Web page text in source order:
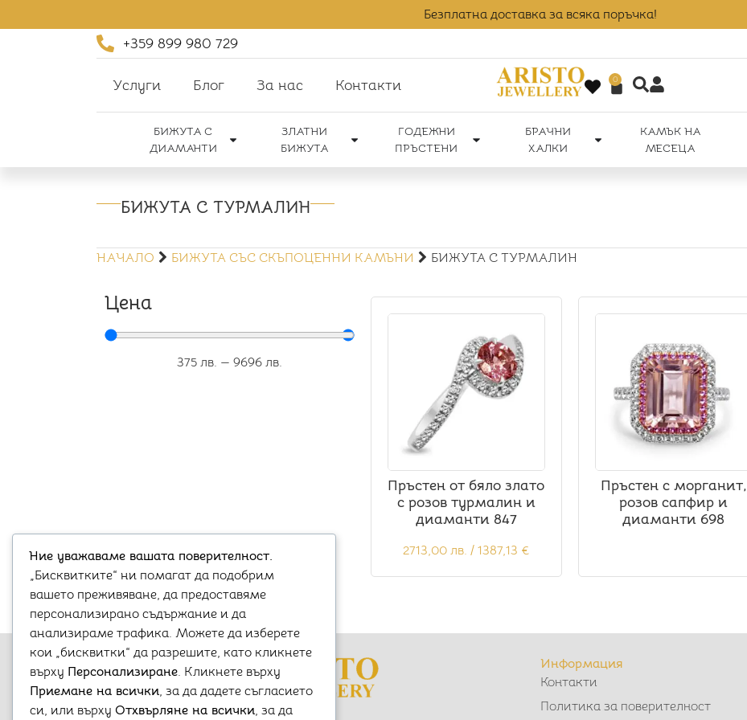
Безплатна доставка за всяка поръчка!
+359 899 980 729
Услуги Блог За нас Контакти 0
БИЖУТА С
ДИАМАНТИ
ЗЛАТНИ
БИЖУТА
ГОДЕЖНИ
ПРЪСТЕНИ
БРАЧНИ
ХАЛКИ
КАМЪК НА
МЕСЕЦА
БИЖУТА С ТУРМАЛИН
НАЧАЛО БИЖУТА СЪС СКЪПОЦЕННИ КАМЪНИ БИЖУТА С ТУРМАЛИН
Цена
375 лв. —9696 лв.
Пръстен от бяло злато
с розов турмалин и
диаманти 847
2713,00 лв. / 1387,13 €
Пръстен с морганит,
розов сапфир и
диаманти 698
Варна, бул. „Княз Борис I-ви“ 47
Информация
Контакти
Политика за поверителност
Ние уважаваме вашата поверителност.
„Бисквитките“ ни помагат да подобрим
вашето преживяване, да предоставяме
персонализирано съдържание и да
анализираме трафика. Можете да изберете
кои „бисквитки“ да разрешите, като кликнете
върху Персонализиране. Кликнете върху
Приемане на всички, за да дадете съгласието
си, или върху Отхвърляне на всички, за да